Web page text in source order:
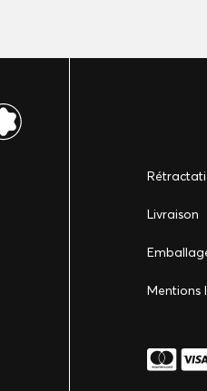
Livraison
Mentions